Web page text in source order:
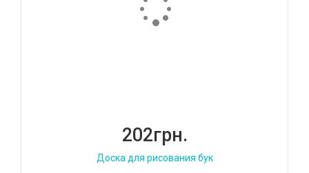
202грн.
Доска для рисования бук